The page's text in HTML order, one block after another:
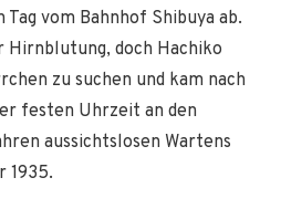
vom Bahnhof Shibuya ab.
Hirnblutung, doch Hachiko
zu suchen und kam nach
festen Uhrzeit an den
aussichtslosen Wartens
1935.